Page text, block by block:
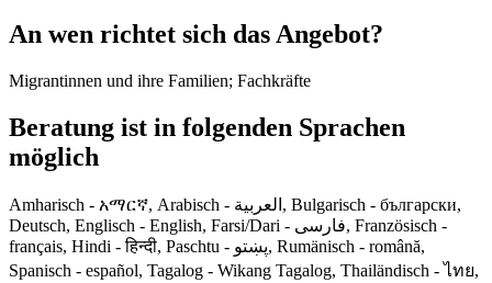
An wen richtet sich das Angebot?
Migrantinnen und ihre Familien; Fachkräfte
Beratung ist in folgenden Sprachen
möglich
Amharisch - አማርኛ, Arabisch - العربية, Bulgarisch - български,
Deutsch, Englisch - English, Farsi/Dari - فارسی, Französisch -
français, Hindi - हिन्दी, Paschtu - پښتو, Rumänisch - română,
Spanisch - español, Tagalog - Wikang Tagalog, Thailändisch - ไทย,